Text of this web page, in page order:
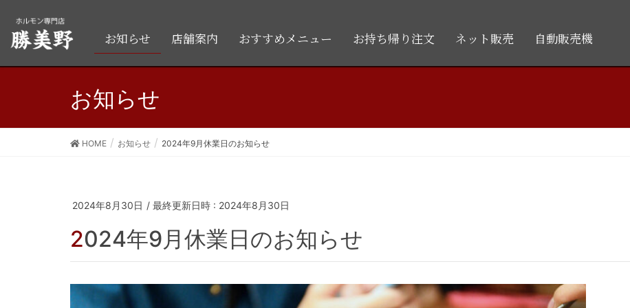
お知らせ 店舗案内 おすすめメニュー お持ち帰り注文 ネット販売 自動販売機
お知らせ
HOME お知らせ 2024年9月休業日のお知らせ
2024年8月30日 / 最終更新日時 : 2024年8月30日
2024年9月休業日のお知らせ